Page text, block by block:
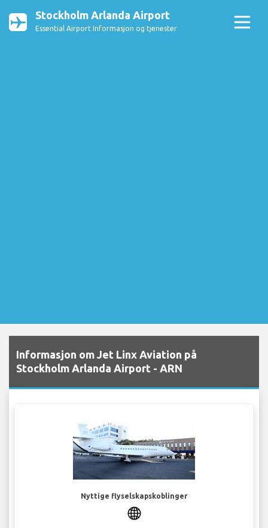
Stockholm Arlanda Airport
Essential Airport Informasjon og tjenester
Informasjon om Jet Linx Aviation på
Stockholm Arlanda Airport - ARN
Nyttige flyselskapskoblinger